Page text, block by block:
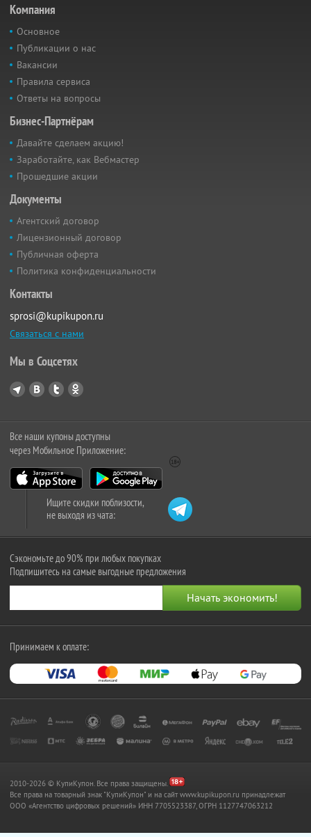
Компания
Основное
Публикации о нас
Вакансии
Правила сервиса
Ответы на вопросы
Бизнес-Партнёрам
Давайте сделаем акцию!
Заработайте, как Вебмастер
Прошедшие акции
Документы
Агентский договор
Лицензионный договор
Публичная оферта
Политика конфиденциальности
Контакты
sprosi@kupikupon.ru
Связаться с нами
Мы в Соцсетях
Все наши купоны доступны
через Мобильное Приложение:
Ищите скидки поблизости,
не выходя из чата:
Сэкономьте до 90% при любых покупках
Подпишитесь на самые выгодные предложения
Принимаем к оплате:
2010-2026 © КупиКупон. Все права защищены.
Все права на товарный знак "КупиКупон" и на сайт www.kupikupon.ru принадлежат
OOO «Агентство цифровых решений» ИНН 7705523387, ОГРН 1127747063212